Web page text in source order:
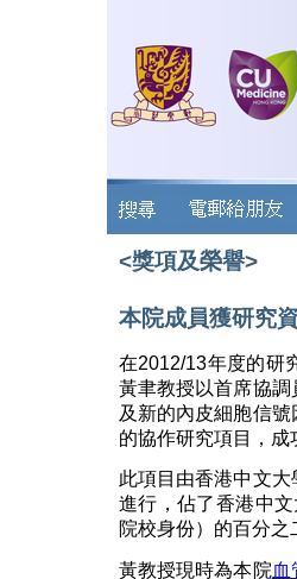
<獎項及榮譽>
本院成員獲研究
在2012/13年度的研
黃聿教授以首席協
及新的內皮細胞信
的協作研究項目，成
此項目由香港中文
進行，佔了香港中
院校身份）的百分之
黃教授現時為本院血